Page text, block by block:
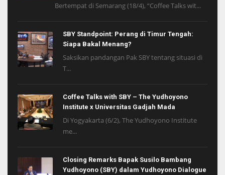
Bertempat di Semarang (18/4), “Coffee Talks wit...
SBY Standpoint: Perang di Timur Tengah:
Siapa Bakal Menang?
Saksikan pandangan Pak SBY tentang situasi di
T...
Coffee Talks with SBY – The Yudhoyono
Institute x Universitas Gadjah Mada
Di Yogyakarta (6/2), The Yudhoyono Institute
me...
Closing Remarks Bapak Susilo Bambang
Yudhoyono (SBY) dalam Yudhoyono Dialogue